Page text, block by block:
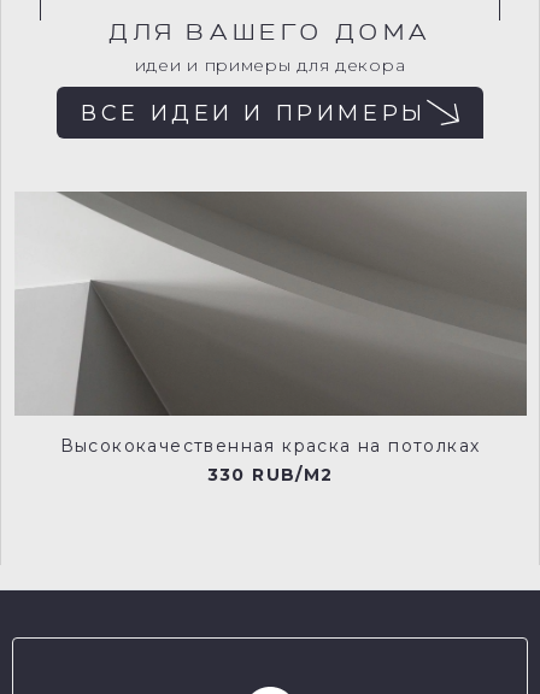
ДЛЯ ВАШЕГО ДОМА
идеи и примеры для декора
ВСЕ ИДЕИ И ПРИМЕРЫ
Высококачественная краска на потолках
330 RUB/M2